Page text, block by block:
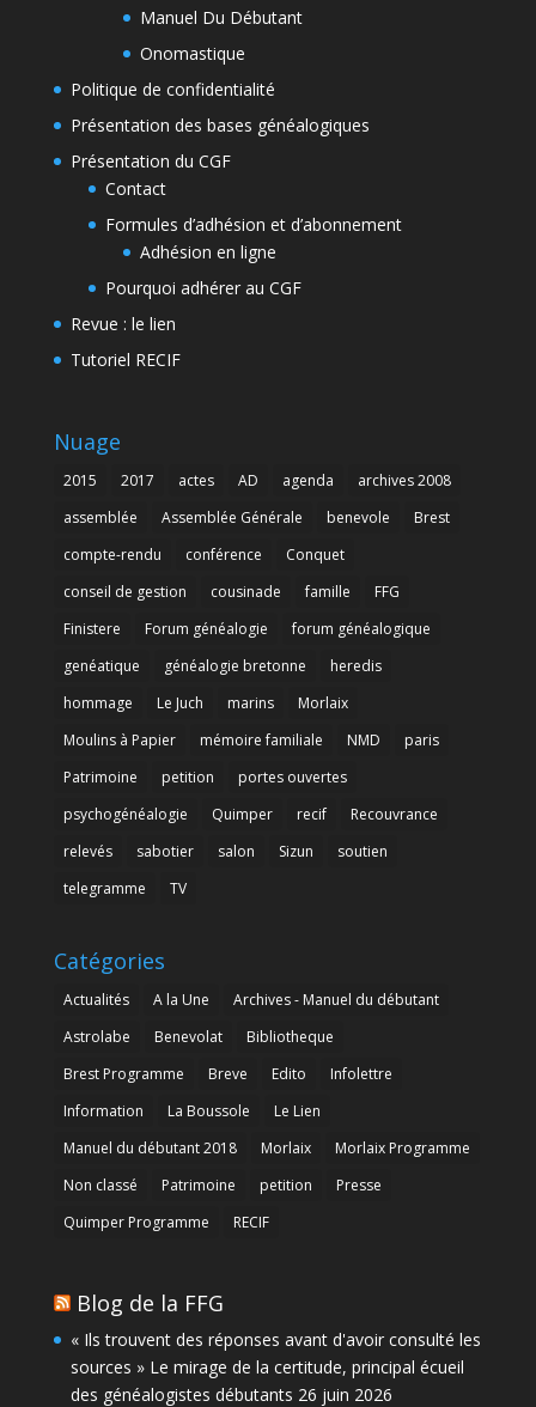
Manuel Du Débutant
Onomastique
Politique de confidentialité
Présentation des bases généalogiques
Présentation du CGF
Contact
Formules d’adhésion et d’abonnement
Adhésion en ligne
Pourquoi adhérer au CGF
Revue : le lien
Tutoriel RECIF
Nuage
2015 2017 actes AD agenda
archives 2008
assemblée
Assemblée Générale benevole
Brest
compte-rendu
conférence
Conquet
conseil de gestion
cousinade famille
FFG
Finistere
Forum généalogie
forum généalogique
genéatique
généalogie bretonne
heredis
hommage
Le Juch marins
Morlaix
Moulins à Papier
mémoire familiale NMD
paris
Patrimoine
petition
portes ouvertes
psychogénéalogie
Quimper recif
Recouvrance
relevés
sabotier salon Sizun
soutien
telegramme
TV
Catégories
Actualités A la Une
Archives - Manuel du débutant
Astrolabe
Benevolat
Bibliotheque
Brest Programme
Breve Edito
Infolettre
Information
La Boussole
Le Lien
Manuel du débutant 2018
Morlaix
Morlaix Programme
Non classé
Patrimoine petition
Presse
Quimper Programme
RECIF
Blog de la FFG
« Ils trouvent des réponses avant d'avoir consulté les
sources » Le mirage de la certitude, principal écueil
des généalogistes débutants 26 juin 2026